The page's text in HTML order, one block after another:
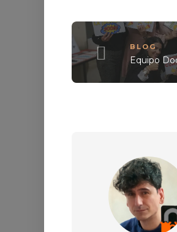
BLOG
Equipo